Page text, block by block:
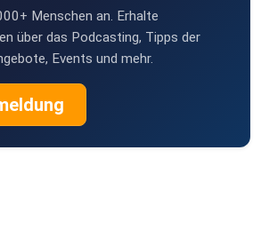
Menschen an. Erhalte
über das Podcasting, Tipps der
Events und mehr.